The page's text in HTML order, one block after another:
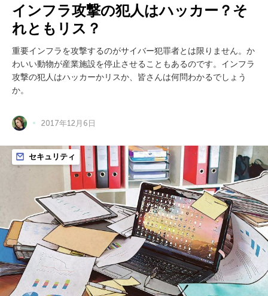
インフラ攻撃の犯人はハッカー？そ
れともリス？
重要インフラを攻撃するのがサイバー犯罪者とは限りません。か
わいい動物が産業施設を停止させることもあるのです。インフラ
攻撃の犯人はハッカーかリスか、皆さんは何問わかるでしょう
か。
2017年12月6日
セキュリティ